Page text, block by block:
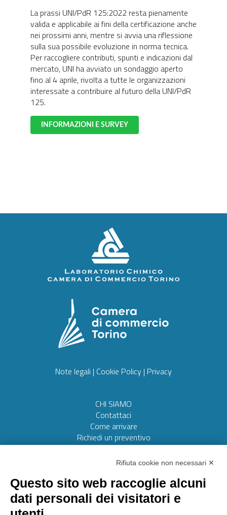
La prassi UNI/PdR 125:2022 resta pienamente
valida e applicabile ai fini della certificazione anche
nei prossimi anni, mentre si avvia una riflessione
sulla sua possibile evoluzione in norma tecnica.
Per raccogliere contributi, spunti e indicazioni dal
mercato, UNI ha avviato un sondaggio aperto
fino al 4 aprile, rivolta a tutte le organizzazioni
interessate a contribuire al futuro della UNI/PdR
125.
INFORMAZIONI E SURVEY
Note legali | Cookie Policy | Privacy
CHI SIAMO
Contattaci
Come arrivare
Richiedi un preventivo
Web realizzato da:Otto srl
AMMINISTRAZIONE TRASPARENTE
Rifiuta cookie non necessari ✕
Questo sito web raccoglie alcuni
dati personali dei visitatori e